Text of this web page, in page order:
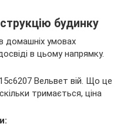
будинку
домашніх умовах
в цьому напрямку.